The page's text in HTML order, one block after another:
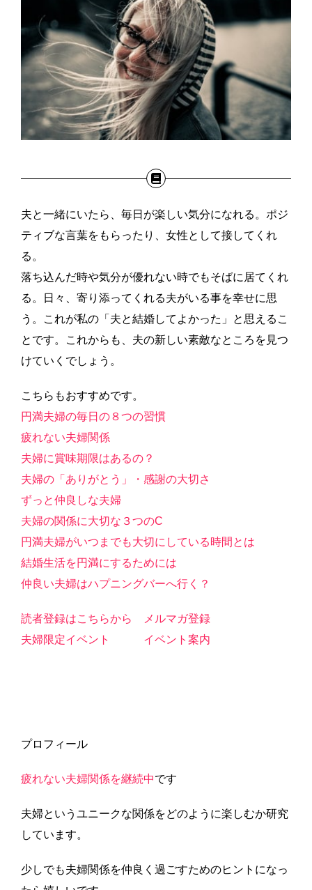
夫と一緒にいたら、毎日が楽しい気分になれる。ポジ
ティブな言葉をもらったり、女性として接してくれ
る。
落ち込んだ時や気分が優れない時でもそばに居てくれ
る。日々、寄り添ってくれる夫がいる事を幸せに思
う。これが私の「夫と結婚してよかった」と思えるこ
とです。これからも、夫の新しい素敵なところを見つ
けていくでしょう。
こちらもおすすめです。
円満夫婦の毎日の８つの習慣
疲れない夫婦関係
夫婦に賞味期限はあるの？
夫婦の「ありがとう」・感謝の大切さ
ずっと仲良しな夫婦
夫婦の関係に大切な３つのC
円満夫婦がいつまでも大切にしている時間とは
結婚生活を円満にするためには
仲良い夫婦はハプニングバーへ行く？
読者登録はこちらから
メルマガ登録
夫婦限定イベント イベント案内
プロフィール
疲れない夫婦関係を継続中です
夫婦というユニークな関係をどのように楽しむか研究
しています。
少しでも夫婦関係を仲良く過ごすためのヒントになっ